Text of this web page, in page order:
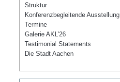
Struktur
Konferenzbegleitende Ausstellung
Termine
Galerie AKL’26
Testimonial Statements
Die Stadt Aachen